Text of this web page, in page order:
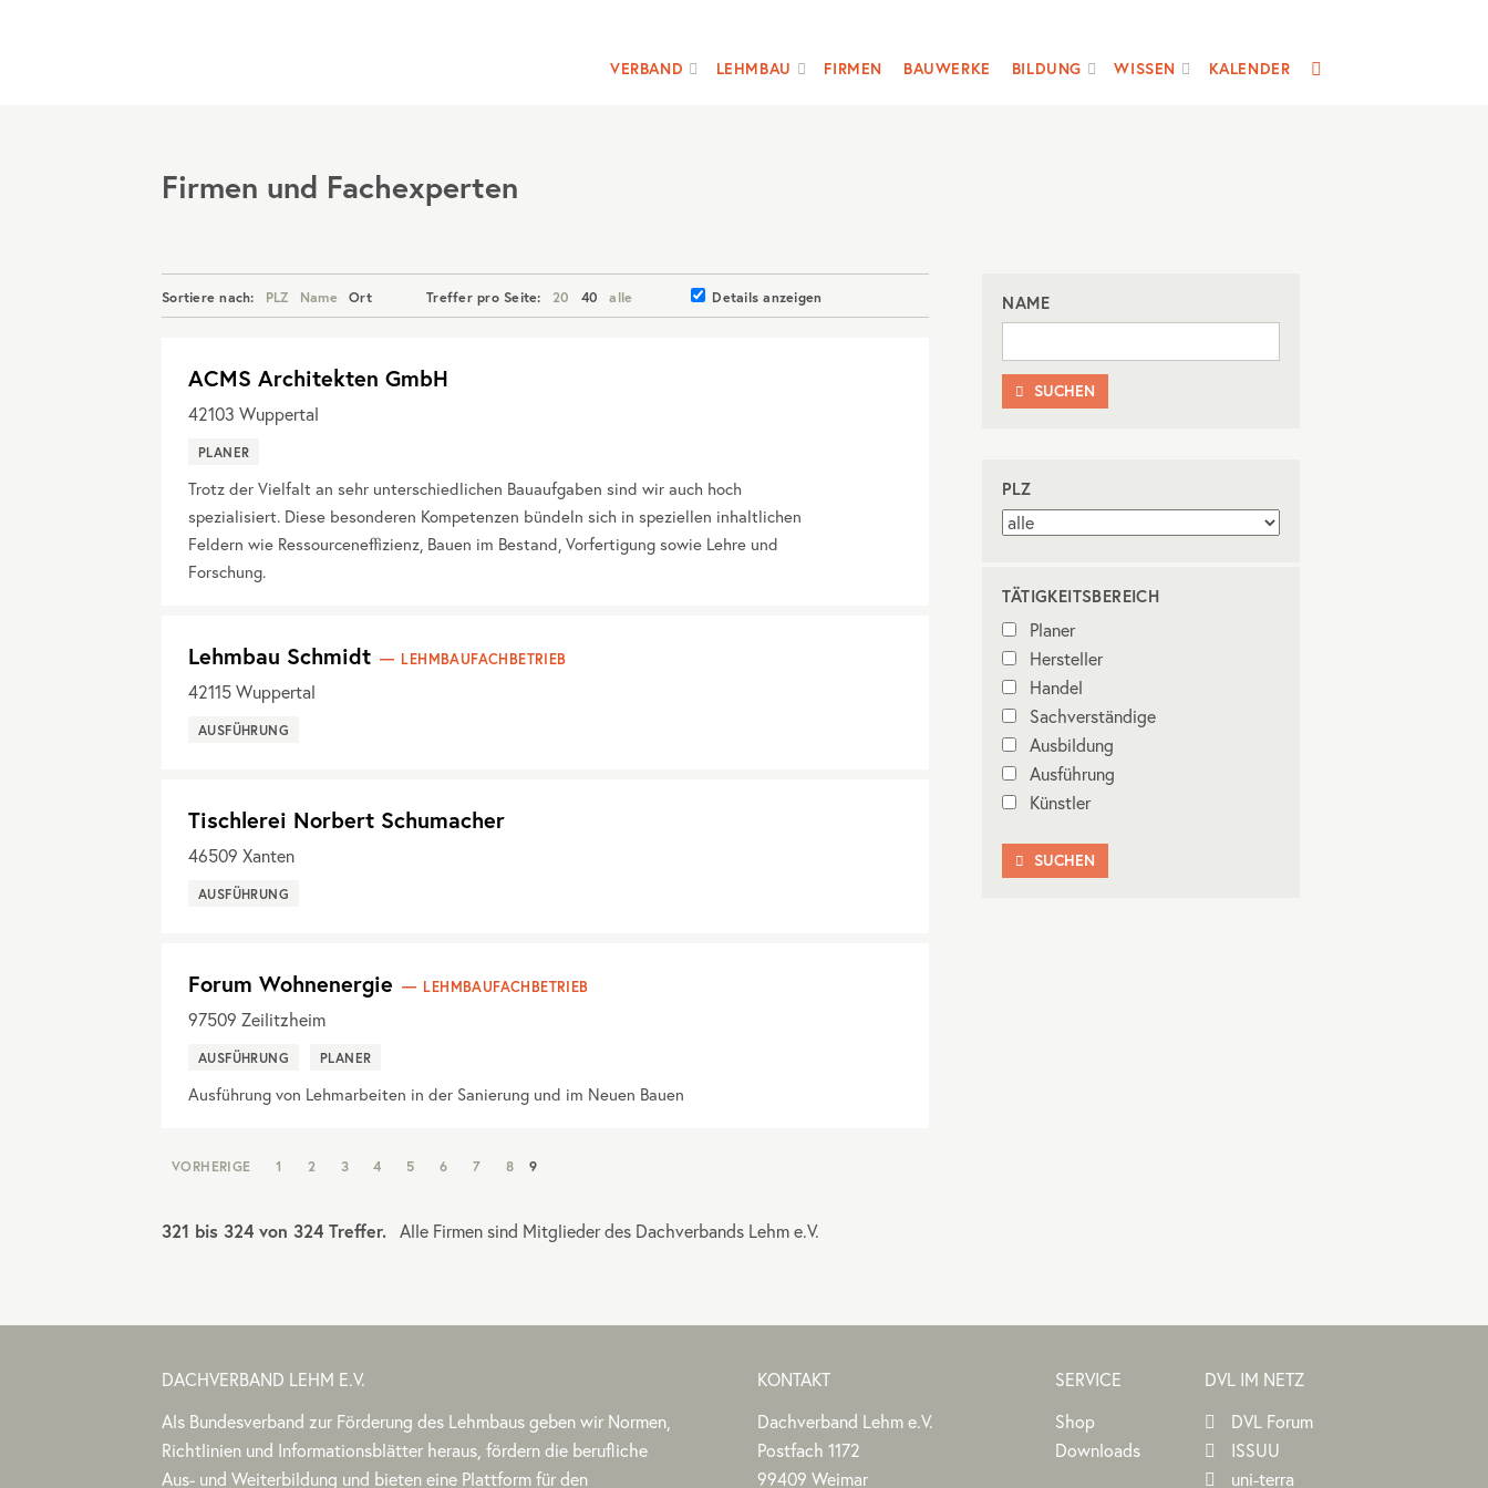
VERBAND LEHMBAU FIRMEN BAUWERKE BILDUNG WISSEN KALENDER
Firmen und Fachexperten
Sortiere nach: PLZ Name Ort Treffer pro Seite: 20 40 alle Details anzeigen
ACMS Architekten GmbH
42103 Wuppertal
PLANER
Trotz der Vielfalt an sehr unterschiedlichen Bauaufgaben sind wir auch hoch
spezialisiert. Diese besonderen Kompetenzen bündeln sich in speziellen inhaltlichen
Feldern wie Ressourceneffizienz, Bauen im Bestand, Vorfertigung sowie Lehre und
Forschung.
Lehmbau Schmidt LEHMBAUFACHBETRIEB
42115 Wuppertal
AUSFÜHRUNG
Tischlerei Norbert Schumacher
46509 Xanten
AUSFÜHRUNG
Forum Wohnenergie LEHMBAUFACHBETRIEB
97509 Zeilitzheim
AUSFÜHRUNG PLANER
Ausführung von Lehmarbeiten in der Sanierung und im Neuen Bauen
NAV:
VORHERIGE 1 2 3 4 5 6 7 8 9
321 bis 324 von 324 Treffer. Alle Firmen sind Mitglieder des Dachverbands Lehm e.V.
NAME
 SUCHEN
PLZ
TÄTIGKEITSBEREICH
Planer
Hersteller
Handel
Sachverständige
Ausbildung
Ausführung
Künstler
 SUCHEN
SERVICE
Shop
Downloads
DVL IM NETZ
DVL Forum
ISSUU
uni-terra
KONTAKT
Dachverband Lehm e.V.
Stephan
Jörchel
Stephan
Jörchel
Dachverband
Lehm
Postfach 1172
99409 Weimar
DACHVERBAND LEHM E.V.
Als Bundesverband zur Förderung des Lehmbaus geben wir Normen,
Richtlinien und Informationsblätter heraus, fördern die berufliche
Aus- und Weiterbildung und bieten eine Plattform für den